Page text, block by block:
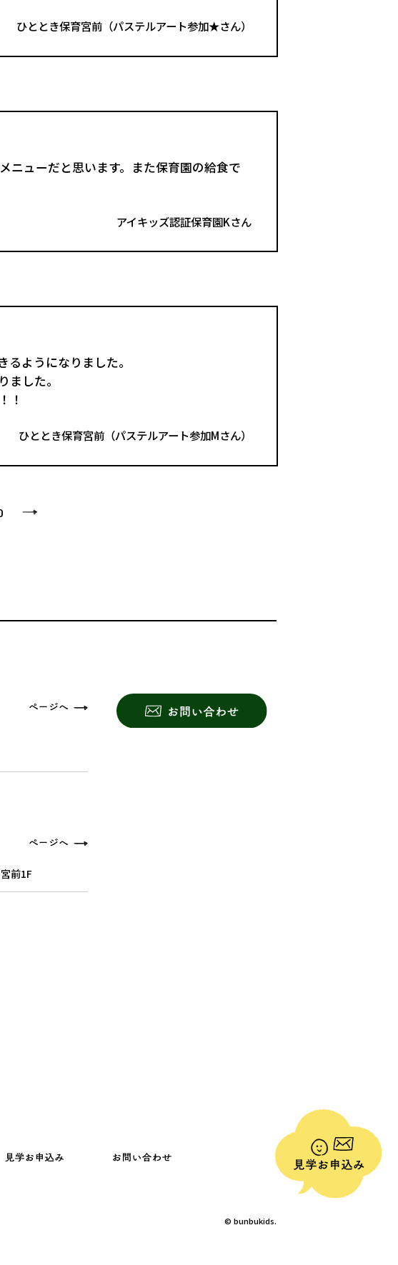
ひととき保育宮前（パステルアート参加★さん）
ニューだと思います。また保育園の給食で
アイキッズ認証保育園Kさん
ようになりました。
した。
！
ひととき保育宮前（パステルアート参加Мさん）
前1F
© bunbukids.